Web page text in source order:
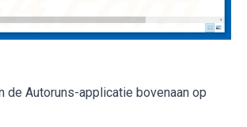
de Autoruns-applicatie bovenaan op